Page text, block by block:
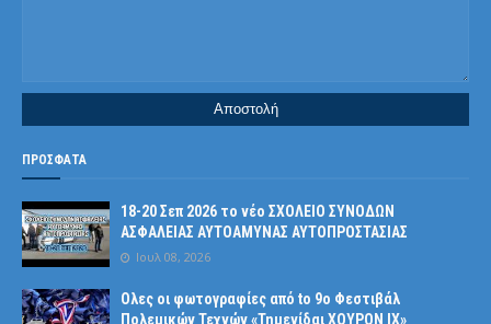
ΠΡΟΣΦΑΤΑ
18-20 Σεπ 2026 το νέο ΣΧΟΛΕΙΟ ΣΥΝΟΔΩΝ
ΑΣΦΑΛΕΙΑΣ ΑΥΤΟΑΜΥΝΑΣ ΑΥΤΟΠΡΟΣΤΑΣΙΑΣ
Ιουλ 08, 2026
Ολες οι φωτογραφίες από tο 9ο Φεστιβάλ
Πολεμικών Τεχνών «Τημενίδαι ΧΟΥΡΟΝ ΙΧ»